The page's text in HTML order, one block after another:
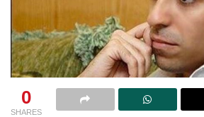
0
SHARES